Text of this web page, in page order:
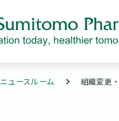
ニュースルーム 組織変更